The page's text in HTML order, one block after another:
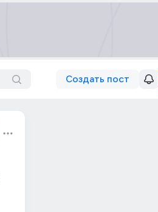
Создать пост